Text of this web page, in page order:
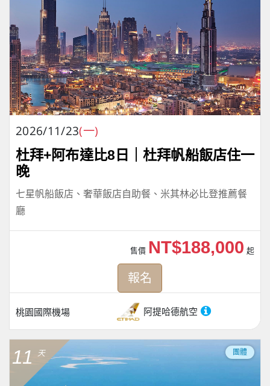
2026/11/23(一)
杜拜+阿布達比8日｜杜拜帆船飯店住一
晚
七星帆船飯店、奢華飯店自助餐、米其林必比登推薦餐
廳
桃園國際機場 阿提哈德航空
售價 NT$188,000 起
報名
11 天 團體